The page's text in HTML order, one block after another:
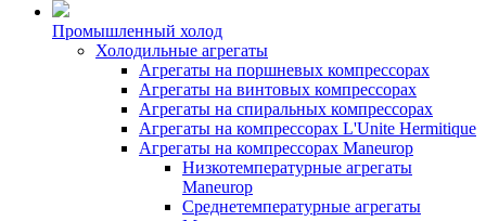
Промышленный холод
Холодильные агрегаты
Агрегаты на поршневых компрессорах
Агрегаты на винтовых компрессорах
Агрегаты на спиральных компрессорах
Агрегаты на компрессорах L'Unite Hermitique
Агрегаты на компрессорах Maneurop
Низкотемпературные агрегаты
Maneurop
Среднетемпературные агрегаты